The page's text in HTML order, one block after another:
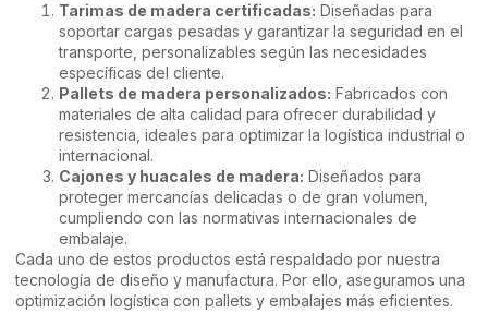
Tarimas de madera certificadas: Diseñadas para
soportar cargas pesadas y garantizar la seguridad en el
transporte, personalizables según las necesidades
específicas del cliente.
Pallets de madera personalizados: Fabricados con
materiales de alta calidad para ofrecer durabilidad y
resistencia, ideales para optimizar la logística industrial o
internacional.
Cajones y huacales de madera: Diseñados para
proteger mercancías delicadas o de gran volumen,
cumpliendo con las normativas internacionales de
embalaje.
Cada uno de estos productos está respaldado por nuestra
tecnología de diseño y manufactura. Por ello, aseguramos una
optimización logística con pallets y embalajes más eficientes.